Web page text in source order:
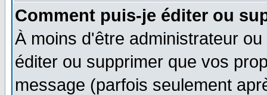
Comment puis-je éditer ou
À moins d'être administrateur
éditer ou supprimer que vos
message (parfois seulement